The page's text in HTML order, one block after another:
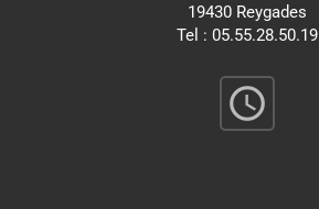
19430 Reygades
Tel : 05.55.28.50.19
query_builder